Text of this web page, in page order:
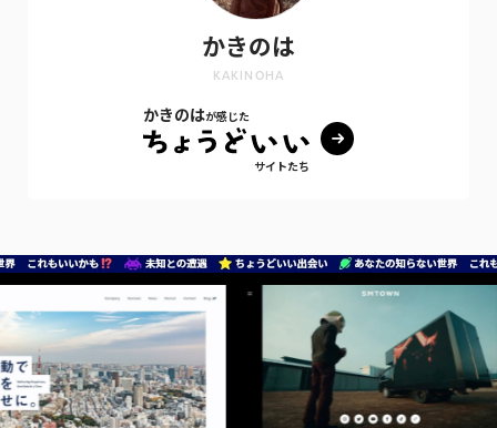
かきのは
KAKINOHA
かきのはが感じた
サイトたち